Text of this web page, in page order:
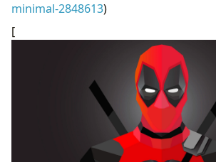
minimal-2848613)
[